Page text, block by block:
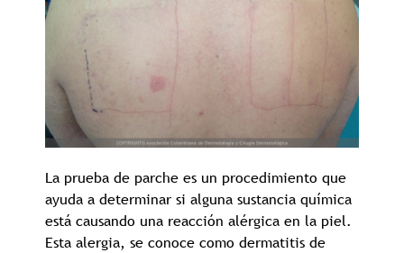
La prueba de parche es un procedimiento que
ayuda a determinar si alguna sustancia química
está causando una reacción alérgica en la piel.
Esta alergia, se conoce como dermatitis de